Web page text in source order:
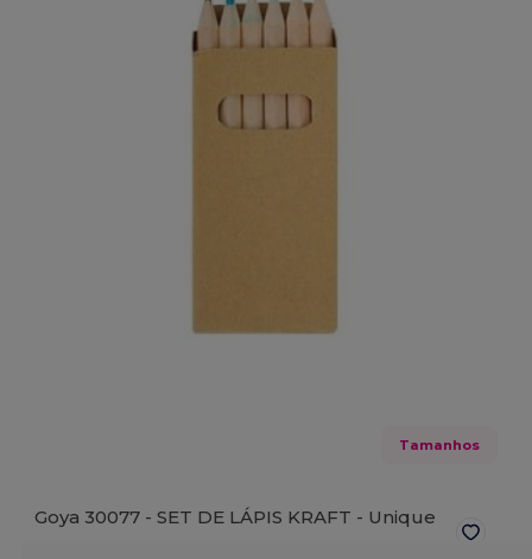
Tamanhos
Goya 30077 - SET DE LÁPIS KRAFT - Unique